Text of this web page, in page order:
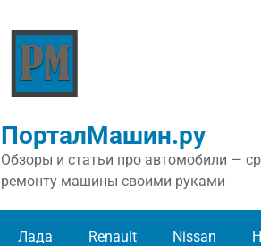
ПорталМашин.ру
Обзоры и статьи про автомобили —
ремонту машины своими руками
Лада Renault Nissan